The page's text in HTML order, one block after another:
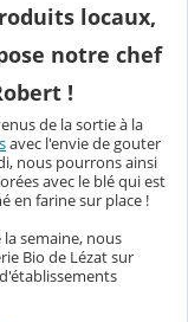
locaux,
notre chef
!
de la sortie à la
avec l'envie de gouter
nous pourrons ainsi
avec le blé qui est
en farine sur place !
semaine, nous
Bio de Lézat sur